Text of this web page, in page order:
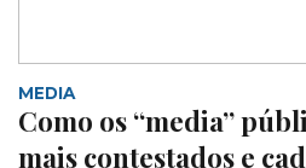
MEDIA
Como os “media”
mais contestados e